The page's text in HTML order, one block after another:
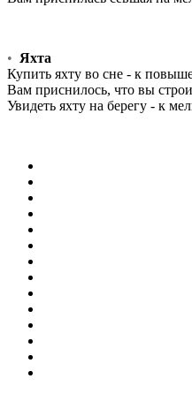
• Яхта
Купить яхту во сне - к
Вам приснилось, что вы
Увидеть яхту на берегу - к